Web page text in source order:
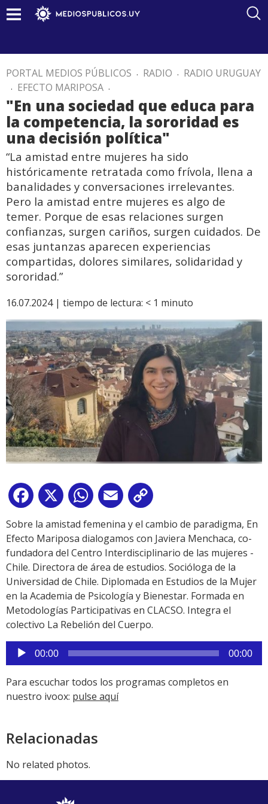
PORTAL MEDIOS PÚBLICOS . RADIO . RADIO URUGUAY
. EFECTO MARIPOSA .
"En una sociedad que educa para
la competencia, la sororidad es
una decisión política"
“La amistad entre mujeres ha sido
históricamente retratada como frívola, llena a
banalidades y conversaciones irrelevantes.
Pero la amistad entre mujeres es algo de
temer. Porque de esas relaciones surgen
confianzas, surgen cariños, surgen cuidados. De
esas juntanzas aparecen experiencias
compartidas, dolores similares, solidaridad y
sororidad.”
16.07.2024 | tiempo de lectura: < 1 minuto
Facebook
X WhatsApp
Email
Link
Sobre la amistad femenina y el cambio de paradigma, En
Efecto Mariposa dialogamos con Javiera Menchaca, co-
fundadora del Centro Interdisciplinario de las mujeres -
Chile. Directora de área de estudios. Socióloga de la
Universidad de Chile. Diplomada en Estudios de la Mujer
en la Academia de Psicología y Bienestar. Formada en
Metodologías Participativas en CLACSO. Integra el
colectivo La Rebelión del Cuerpo.
Reproductor
de
audio
00:00 00:00
Para escuchar todos los programas completos en
nuestro ivoox: pulse aquí
Relacionadas
No related photos.